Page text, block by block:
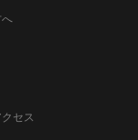
へ
セス